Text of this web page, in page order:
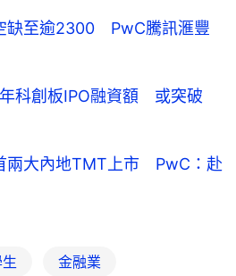
缺至逾2300 PwC騰訊滙豐
科創板IPO融資額 或突破
兩大內地TMT上市 PwC：赴
金融業